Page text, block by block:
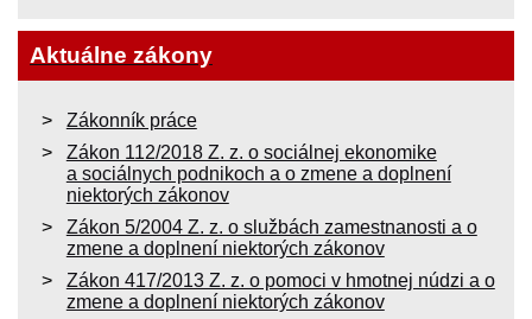
Aktuálne zákony
Zákonník práce
Zákon 112/2018 Z. z. o sociálnej ekonomike
a sociálnych podnikoch a o zmene a doplnení
niektorých zákonov
Zákon 5/2004 Z. z. o službách zamestnanosti a o
zmene a doplnení niektorých zákonov
Zákon 417/2013 Z. z. o pomoci v hmotnej núdzi a o
zmene a doplnení niektorých zákonov